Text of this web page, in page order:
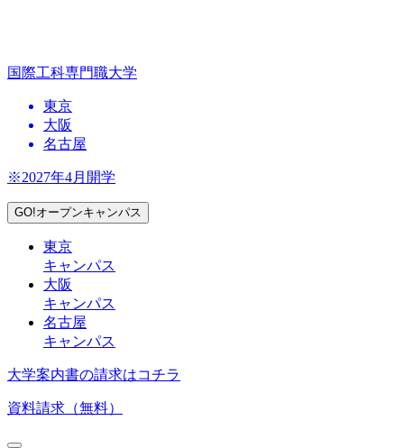
国際工科専門職大学
東京
大阪
名古屋
※2027年4月開学
GO!オープンキャンパス
東京
キャンパス
大阪
キャンパス
名古屋
キャンパス
大学案内書の請求はコチラ
資料請求（無料）